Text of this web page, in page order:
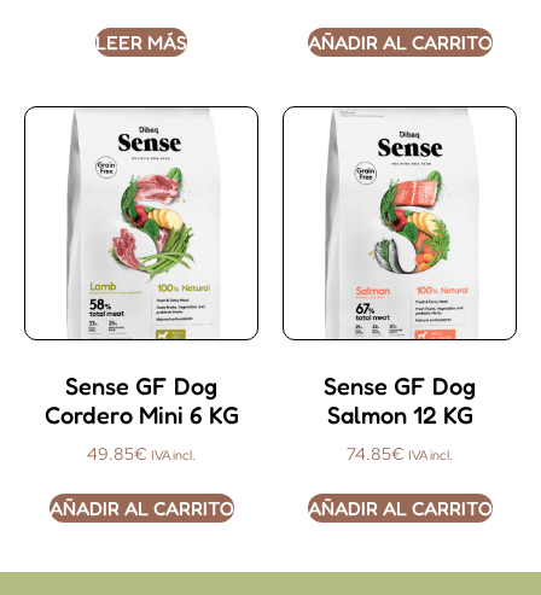
LEER MÁS AÑADIR AL CARRITO
Sense GF Dog
Cordero Mini 6 KG
49.85€ IVA incl.
AÑADIR AL CARRITO
Sense GF Dog
Salmon 12 KG
74.85€ IVA incl.
AÑADIR AL CARRITO